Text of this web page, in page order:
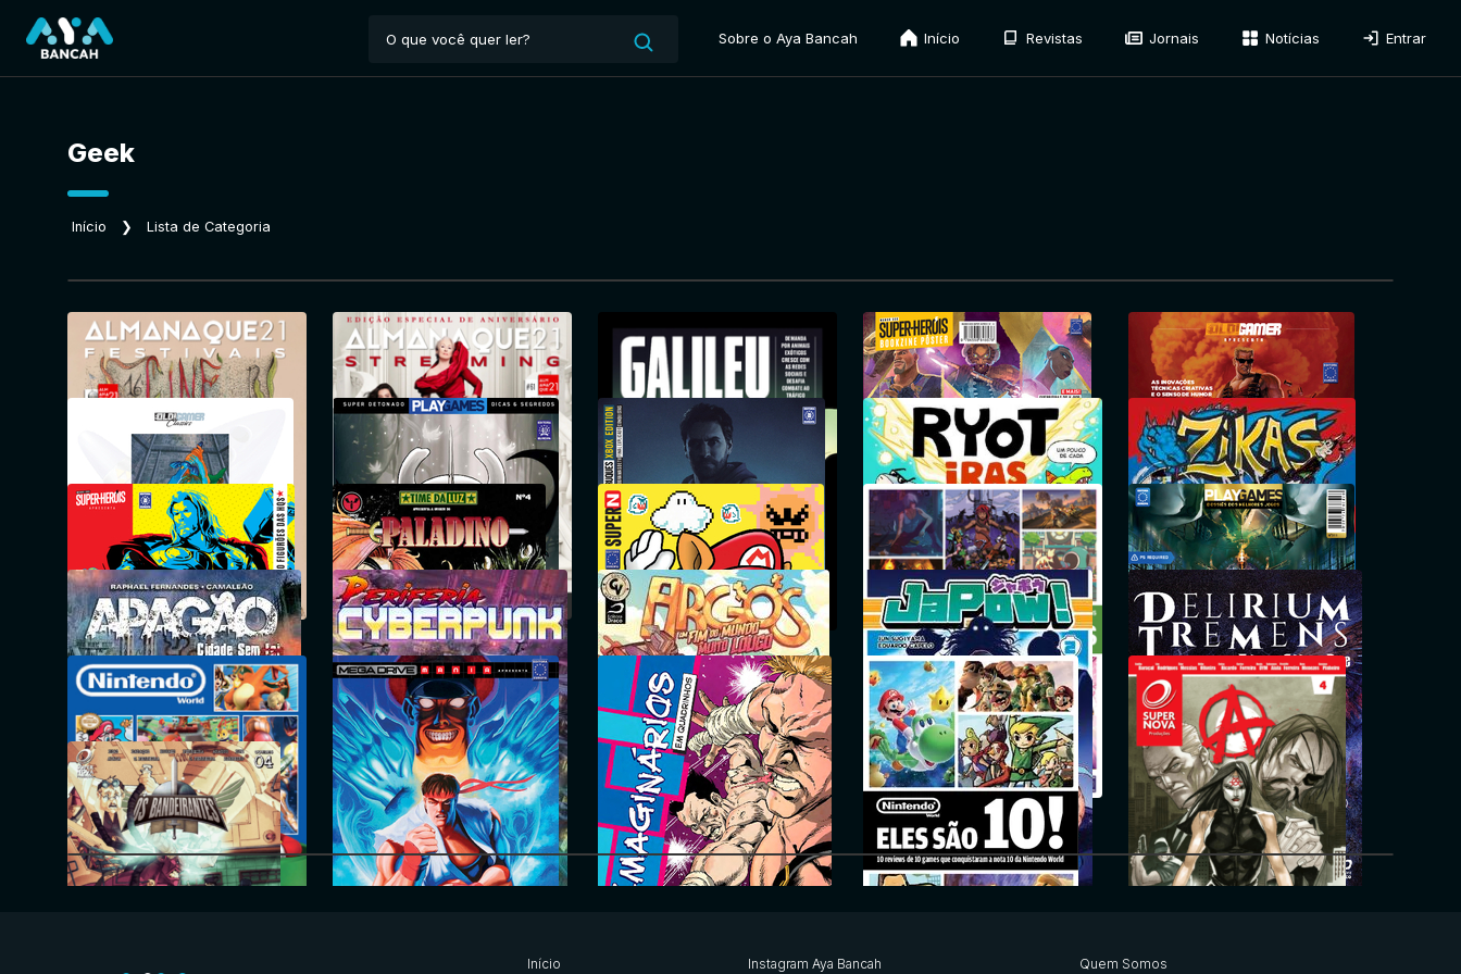
Sobre o Aya Bancah Início Revistas Jornais Notícias Entrar
Geek
Início ❯ Lista de Categoria
Almanaque21 Almanaque21-Streaming
Galileu Mundo dos Super-Heróis OldGamer
OldGamer Classic PlayGames XBOX
Ryotiras
Zikas
Figurões das HQs PubliGibi - Acervo NGamer
GAMEARTS
PlayStation
Início Instagram Aya Bancah Quem Somos